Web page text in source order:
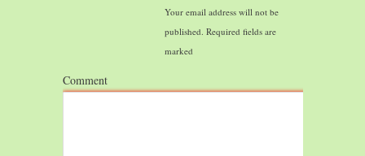
Your email address will not be
published. Required fields are
marked
Comment